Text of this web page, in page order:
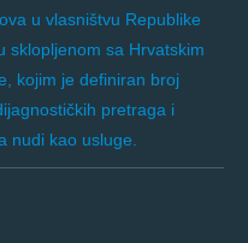
u vlasništvu Republike
sklopljenom sa Hrvatskim
kojim je definiran broj
pretraga i
nudi kao usluge.